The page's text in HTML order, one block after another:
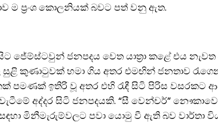
ම ප්‍රංශ කොලනියක් බවට පත් වනු ඇත.
ජනපදය වෙත යාත්‍රා කළේ එය
සුළි කුණාටුවක් හමා ගිය අතර එමඟින් ජනතාව
ඉතිරි වූ අතර එහි රැඳී සිටි පිරිස වසරකට
අද්දර සිටි ජනපදයකි. “සී වෙන්චර්”
මිනීමැරුම්වලට පවා යොමු වී ඇති බව වාර්තා